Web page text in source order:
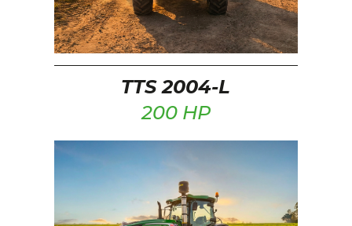
TTS 2004-L
200 HP